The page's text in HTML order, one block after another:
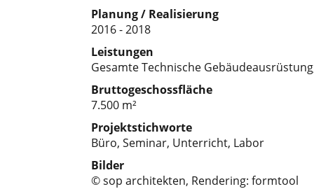
Planung / Realisierung
2016 - 2018
Leistungen
Gesamte Technische
Bruttogeschossfläche
7.500 m²
Projektstichworte
Büro, Seminar, Unterricht, Labor
Bilder
© sop architekten, Rendering: formtool